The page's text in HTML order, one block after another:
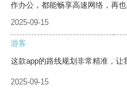
作办公，都能畅享高速网络，再也
2025-09-15
游客
这款app的路线规划非常精准，让
2025-09-15